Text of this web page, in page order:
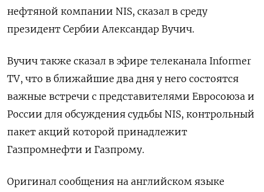
нефтяной компании NIS, сказал в среду
президент Сербии Александар Вучич.
Вучич также сказал в эфире телеканала Informer
TV, что в ближайшие два дня у него состоятся
важные встречи с представителями Евросоюза и
России для обсуждения судьбы NIS, контрольный
пакет акций которой принадлежит
Газпромнефти и Газпрому.
Оригинал сообщения на английском языке